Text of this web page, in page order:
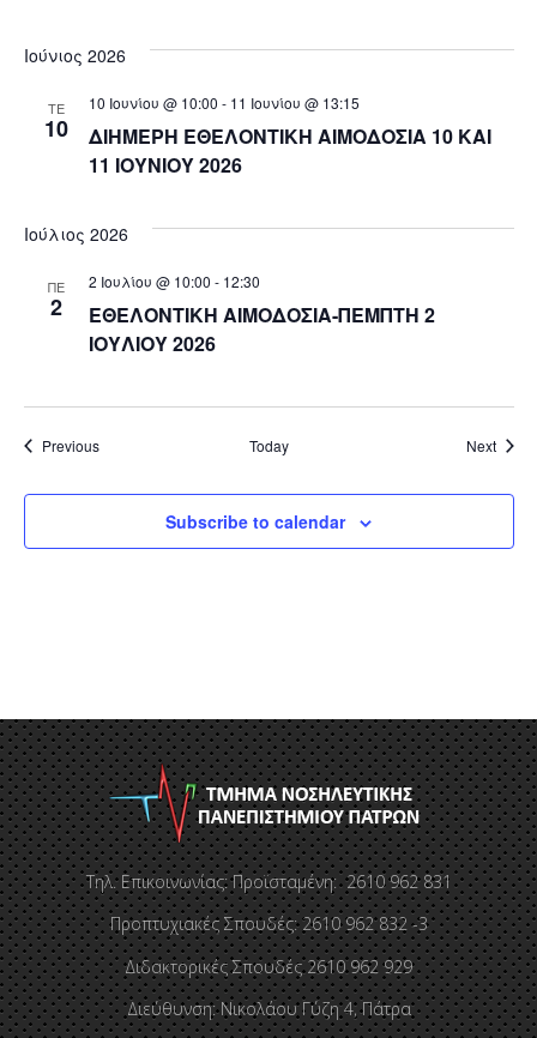
Ιούνιος 2026
ΤΕ
10
ΔΙΗΜΕΡΗ ΕΘΕΛΟΝΤΙΚΗ ΑΙΜΟΔΟΣΙΑ 10 ΚΑΙ
11 ΙΟΥΝΙΟΥ 2026
10 Ιουνίου @ 10:00 - 11 Ιουνίου @ 13:15
Ιούλιος 2026
ΠΕ
2
ΕΘΕΛΟΝΤΙΚΗ ΑΙΜΟΔΟΣΙΑ-ΠΕΜΠΤΗ 2
ΙΟΥΛΙΟΥ 2026
2 Ιουλίου @ 10:00 - 12:30
PreviousEvents Today Next
Subscribe to calendar
Τηλ. Επικοινωνίας: Προϊσταμένη: 2610 962 831
Προπτυχιακές Σπουδές: 2610 962 832 -3
Διδακτορικές Σπουδές 2610 962 929
Διεύθυνση: Νικολάου Γύζη 4, Πάτρα